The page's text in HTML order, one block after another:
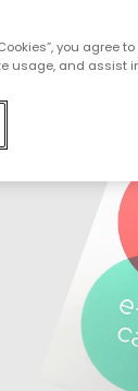
you agree
usage, and assist